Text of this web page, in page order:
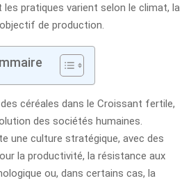
pratiques varient selon le climat, la
de production.
céréales dans le Croissant fertile,
des sociétés humaines.
une culture stratégique, avec des
la productivité, la résistance aux
ou, dans certains cas, la